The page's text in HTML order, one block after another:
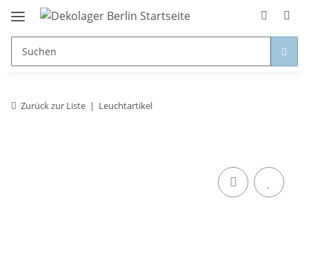
Zurück zur Liste Leuchtartikel